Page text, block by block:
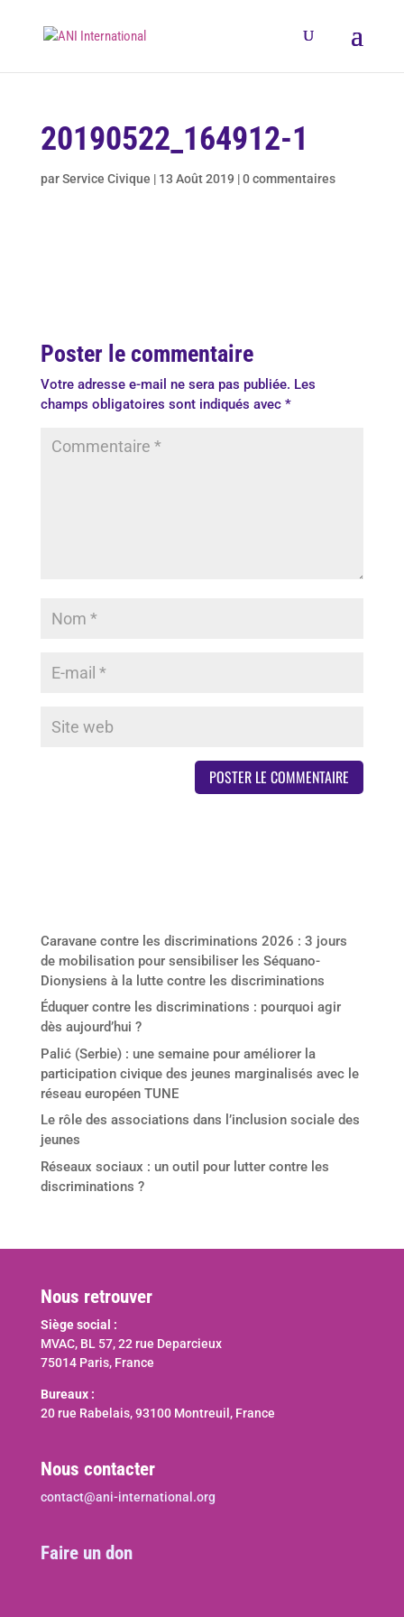
20190522_164912-1
parService Civique | 13 Août 2019 |0 commentaires
Poster le commentaire
Votre adresse e-mail ne sera pas publiée. Les
champs obligatoires sont indiqués avec *
Caravane contre les discriminations 2026 : 3 jours
de mobilisation pour sensibiliser les Séquano-
Dionysiens à la lutte contre les discriminations
Éduquer contre les discriminations : pourquoi agir
dès aujourd’hui ?
Palić (Serbie) : une semaine pour améliorer la
participation civique des jeunes marginalisés avec le
réseau européen TUNE
Le rôle des associations dans l’inclusion sociale des
jeunes
Réseaux sociaux : un outil pour lutter contre les
discriminations ?
Nous retrouver
Siège social :
MVAC, BL 57, 22 rue Deparcieux
75014 Paris, France
Bureaux :
20 rue Rabelais, 93100 Montreuil, France
Nous contacter
contact@ani-international.org
Faire un don